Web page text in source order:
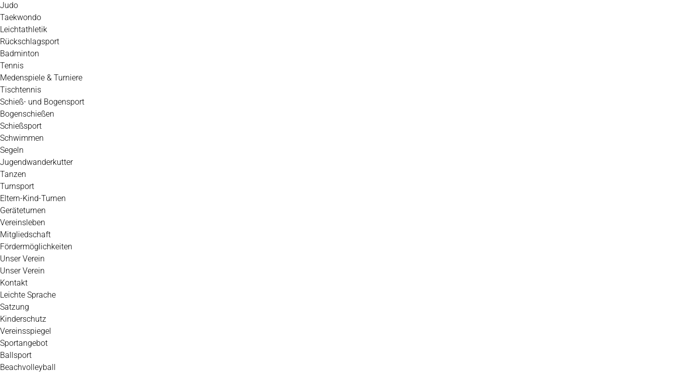
Judo
Taekwondo
Leichtathletik
Rückschlagsport
Badminton
Tennis
Medenspiele & Turniere
Tischtennis
Schieß- und Bogensport
Bogenschießen
Schießsport
Schwimmen
Segeln
Jugendwanderkutter
Tanzen
Turnsport
Eltern-Kind-Turnen
Geräteturnen
Vereinsleben
Mitgliedschaft
Fördermöglichkeiten
Unser Verein
Unser Verein
Kontakt
Leichte Sprache
Satzung
Kinderschutz
Vereinsspiegel
Sportangebot
Ballsport
Beachvolleyball